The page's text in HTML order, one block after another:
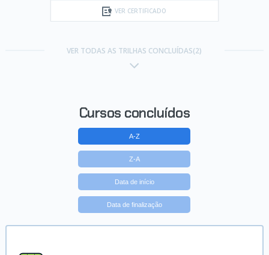
VER CERTIFICADO
VER TODAS AS TRILHAS CONCLUÍDAS(2)
Cursos concluídos
A-Z
Z-A
Data de início
Data de finalização